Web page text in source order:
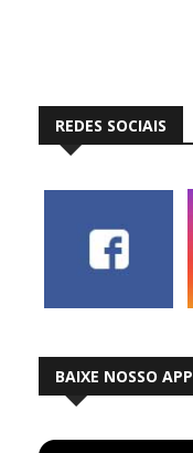
REDES SOCIAIS
BAIXE NOSSO APP